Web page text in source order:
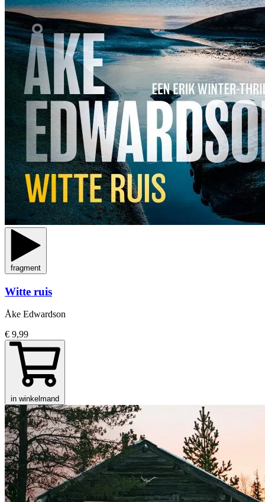
fragment
Witte ruis
Åke Edwardson
€ 9,99
in winkelmand